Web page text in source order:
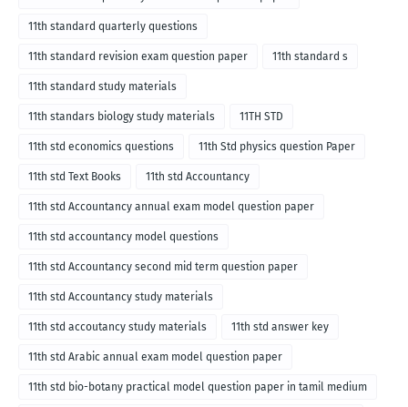
11th standard quarterly questions
11th standard revision exam question paper 11th standard s
11th standard study materials
11th standars biology study materials 11TH STD
11th std economics questions 11th Std physics question Paper
11th std Text Books 11th std Accountancy
11th std Accountancy annual exam model question paper
11th std accountancy model questions
11th std Accountancy second mid term question paper
11th std Accountancy study materials
11th std accoutancy study materials 11th std answer key
11th std Arabic annual exam model question paper
11th std bio-botany practical model question paper in tamil medium